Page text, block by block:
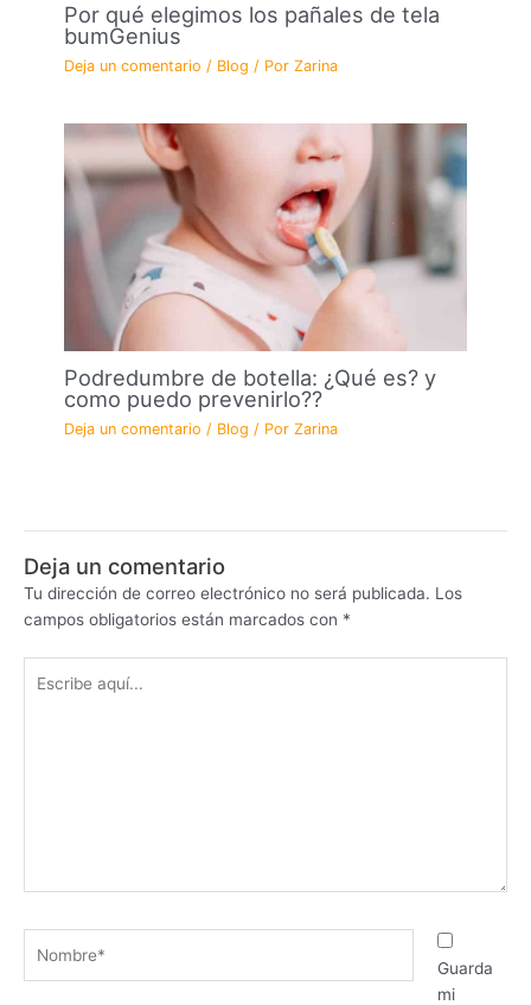
Por qué elegimos los pañales de tela
bumGenius
Deja un comentario / Blog / PorZarina
Podredumbre de botella: ¿Qué es? y
como puedo prevenirlo??
Deja un comentario / Blog / PorZarina
Deja un comentario
Tu dirección de correo electrónico no será publicada. Los
campos obligatorios están marcados con *
aquí...
Guarda
mi